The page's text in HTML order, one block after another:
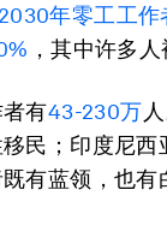
年零工工作
，其中许多
有43-230万
民；印度尼
有蓝领，也